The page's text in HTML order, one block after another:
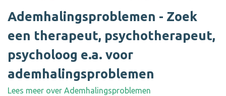
Ademhalingsproblemen - Zoek
een therapeut, psychotherapeut,
psycholoog e.a. voor
ademhalingsproblemen
Lees meer over Ademhalingsproblemen